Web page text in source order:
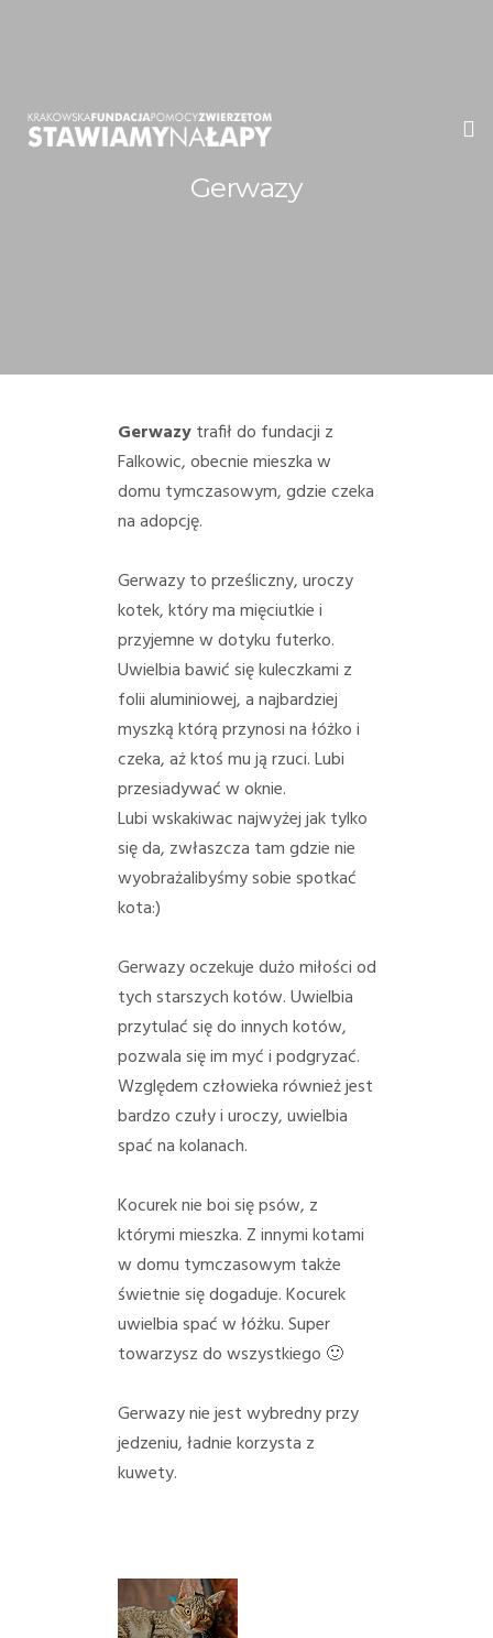
PRZYJACIELE
PORADY/PRAWO
Gerwazy
Gerwazytrafił do fundacji z
Falkowic, obecnie mieszka w
domu tymczasowym, gdzie czeka
na adopcję.
Gerwazy to prześliczny, uroczy
kotek, który ma mięciutkie i
przyjemne w dotyku futerko.
Uwielbia bawić się kuleczkami z
folii aluminiowej, a najbardziej
myszką którą przynosi na łóżko i
czeka, aż ktoś mu ją rzuci. Lubi
przesiadywać w oknie.
Lubi wskakiwac najwyżej jak tylko
się da, zwłaszcza tam gdzie nie
wyobrażalibyśmy sobie spotkać
kota:)
Gerwazy oczekuje dużo miłości od
tych starszych kotów. Uwielbia
przytulać się do innych kotów,
pozwala się im myć i podgryzać.
Względem człowieka również jest
bardzo czuły i uroczy, uwielbia
spać na kolanach.
Kocurek nie boi się psów, z
którymi mieszka. Z innymi kotami
w domu tymczasowym także
świetnie się dogaduje. Kocurek
uwielbia spać w łóżku. Super
towarzysz do wszystkiego 🙂
Gerwazy nie jest wybredny przy
jedzeniu, ładnie korzysta z
kuwety.